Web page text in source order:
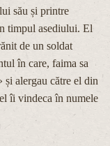
său și printre
timpul asediului. El
de un soldat
în care, faima sa
și alergau către el din
îi vindeca în numele